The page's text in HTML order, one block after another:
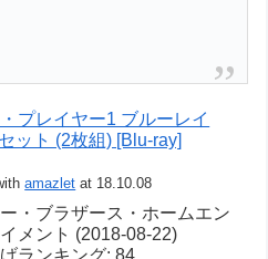
プレイヤー1 ブルーレイ
ット (2枚組) [Blu-ray]
amazlet at 18.10.08
・ブラザース・ホームエン
メント (2018-08-22)